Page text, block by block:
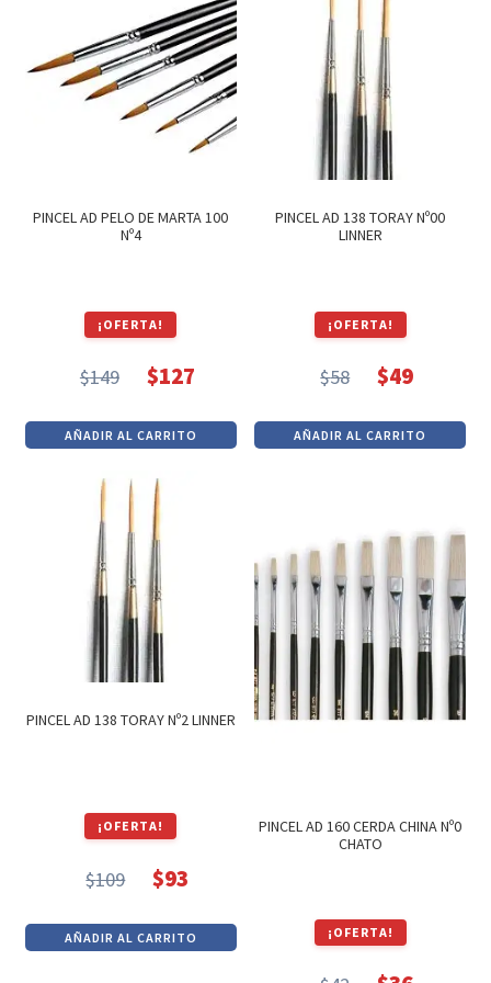
Textos (ver sub cats) (118)
TEXTOS EN INGLES (39)
TEXTOS INGLES (49)
PINCEL AD PELO DE MARTA 100
Nº4
¡OFERTA!
$149
precio
original
era:
$149.
$127
precio
actual
es:
$127.
AÑADIR AL CARRITO
PINCEL AD 138 TORAY Nº00
LINNER
¡OFERTA!
$58
precio
original
$49
precio
actual
AÑADIR AL CARRITO
PINCEL AD 138 TORAY Nº2 LINNER
¡OFERTA!
$109
precio
original
$93
precio
actual
AÑADIR AL CARRITO
PINCEL AD 160 CERDA CHINA Nº0
CHATO
¡OFERTA!